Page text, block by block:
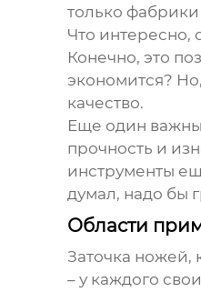
только
Что интересно,
Конечно, это
экономится?
качество.
Еще один
прочность и
инструменты
думал, надо бы
Области
Заточка ножей,
– у каждого